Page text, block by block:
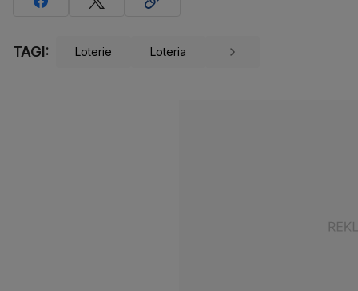
TAGI: Loterie Loteria